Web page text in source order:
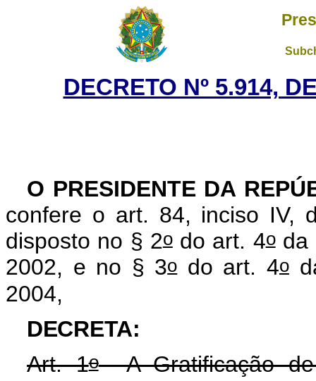
DECRETO Nº 5.914,
O PRESIDENTE DA
confere o art. 84, inciso IV,
disposto no § 2odo art. 4oda
2002, e no § 3odo art. 4o
2004,
DECRETA:
Art. 1oA Gratificação de